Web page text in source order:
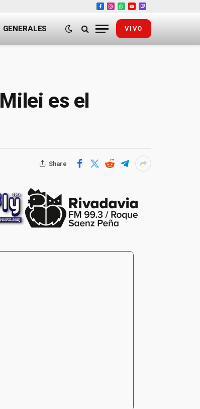
Facebook
Instagram
WhatsApp
YouTube
Twitch
GENERALES VIVO
es el
Share